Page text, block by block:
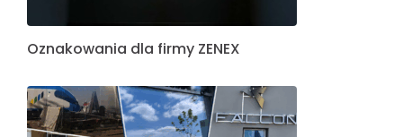
Oznakowania dla firmy ZENEX